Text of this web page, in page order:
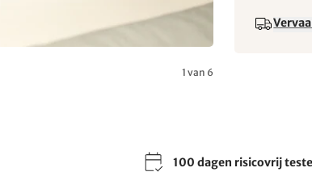
1 van 6
100 dagen risicovrij